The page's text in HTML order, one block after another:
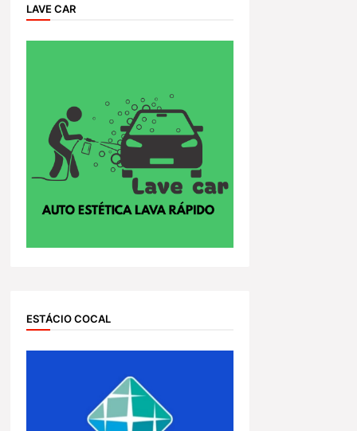
LAVE CAR
ESTÁCIO COCAL